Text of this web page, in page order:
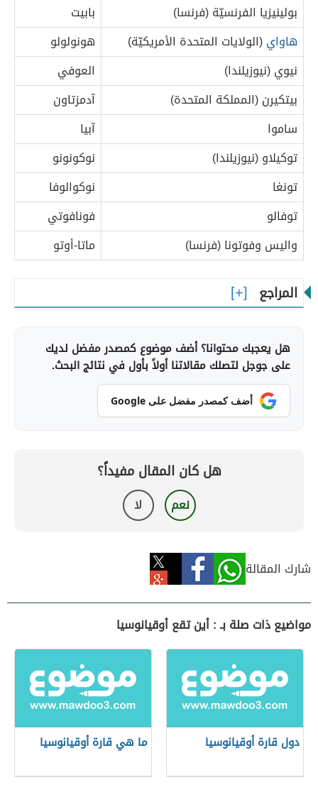
بولينيزيا الفرنسيّة (فرنسا)
بابيت
هاواي(الولايات المتحدة الأمريكيّة)
هونولولو
نيوي (نيوزيلندا)
العوفي
بيتكيرن (المملكة المتحدة)
آدمزتاون
ساموا
آبيا
توكيلاو (نيوزيلندا)
نوكونونو
تونغا
نوكوالوفا
توفالو
فونافوتي
واليس وفوتونا (فرنسا)
ماتا-أوتو
المراجع
هل يعجبك محتوانا؟ أضف موضوع كمصدر مفضل لديك
على جوجل لتصلك مقالاتنا أولاً بأول في نتائج البحث.
أضف كمصدر مفضل على Google
هل كان المقال مفيداً؟
نعم لا
شارك المقالة
مواضيع ذات صلة بـ : أين تقع أوقيانوسيا
دول قارة أوقيانوسيا ما هي قارة أوقيانوسيا